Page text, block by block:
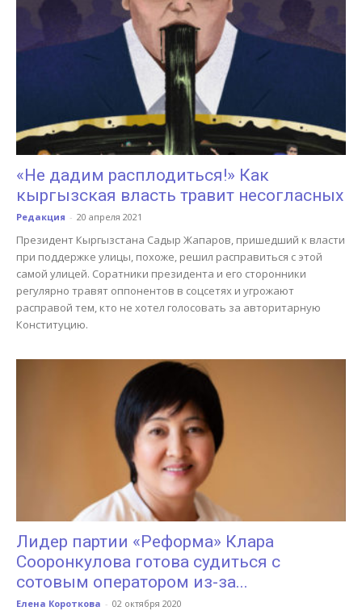
«Не дадим расплодиться!» Как
кыргызская власть травит несогласных
Редакция - 20 апреля 2021
Президент Кыргызстана Садыр Жапаров, пришедший к власти
при поддержке улицы, похоже, решил расправиться с этой
самой улицей. Соратники президента и его сторонники
регулярно травят оппонентов в соцсетях и угрожают
расправой тем, кто не хотел голосовать за авторитарную
Конституцию.
Лидер партии «Реформа» Клара
Сооронкулова готова судиться с
сотовым оператором из-за...
Елена Короткова - 02 октября 2020